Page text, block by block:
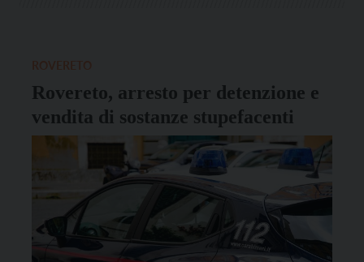
Rovereto, arresto per detenzione e
vendita di sostanze stupefacenti